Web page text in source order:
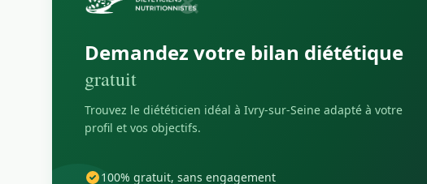
Demandez votre bilan diététique
gratuit
Trouvez le diététicien idéal à Ivry-sur-Seine adapté à votre
profil et vos objectifs.
100% gratuit, sans engagement